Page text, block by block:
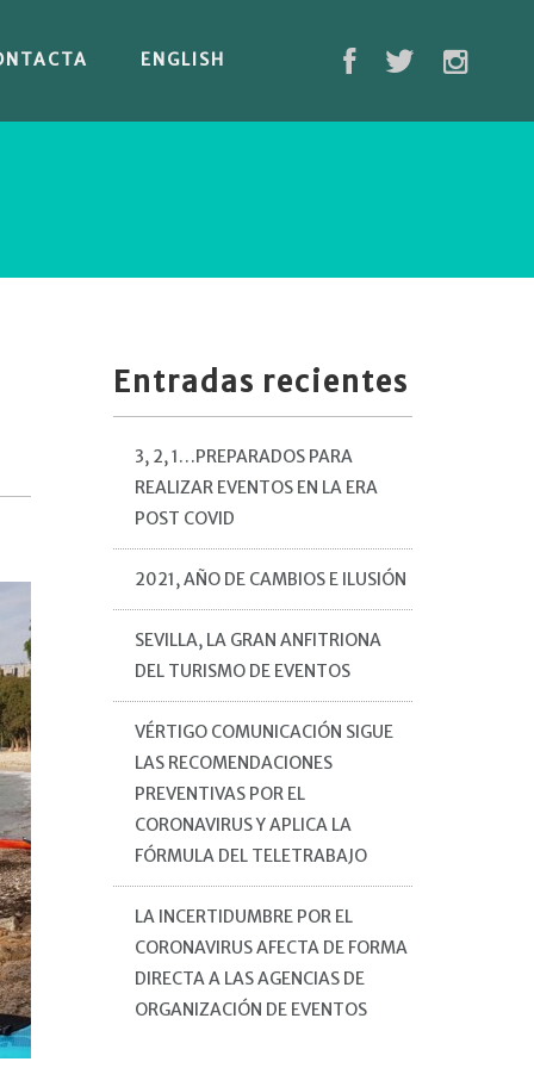
ENGLISH
Entradas recientes
3, 2, 1…PREPARADOS PARA
REALIZAR EVENTOS EN LA ERA
POST COVID
2021, AÑO DE CAMBIOS E ILUSIÓN
SEVILLA, LA GRAN ANFITRIONA
DEL TURISMO DE EVENTOS
VÉRTIGO COMUNICACIÓN SIGUE
LAS RECOMENDACIONES
PREVENTIVAS POR EL
CORONAVIRUS Y APLICA LA
FÓRMULA DEL TELETRABAJO
LA INCERTIDUMBRE POR EL
CORONAVIRUS AFECTA DE FORMA
DIRECTA A LAS AGENCIAS DE
ORGANIZACIÓN DE EVENTOS